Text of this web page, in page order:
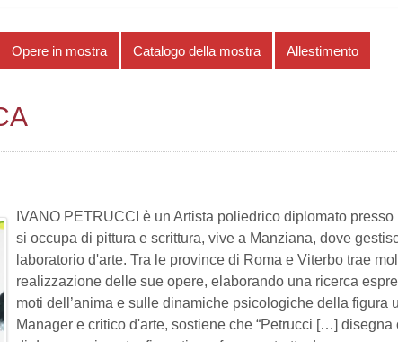
Opere in mostra Catalogo della mostra Allestimento
IVANO PETRUCCI è un Artista poliedrico diplomato
si occupa di pittura e scrittura, vive a Manziana, dove
laboratorio d'arte. Tra le province di Roma e Viterbo trae
realizzazione delle sue opere, elaborando una ricerca
moti dell’anima e sulle dinamiche psicologiche della figura
Manager e critico d'arte, sostiene che “Petrucci […] disegna